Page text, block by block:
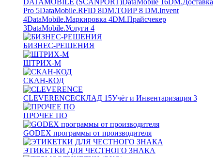
DATAMOBILE (SCANPORT)DataMobile 16DM.Доставка
Pro 5DataMobile.RFID 8DM.ТОИР 8 DM.Invent
4DataMobile.Маркировка 4DM.Прайсчекер
3DataMobile.Услуги 4
БИЗНЕС-РЕШЕНИЯ
ШТРИХ-М
СКАН-КОД
CLEVERENCEСКЛАД 15Учёт и Инвентаризация 3
ПРОЧЕЕ ПО
GODEX программы от производителя
ЭТИКЕТКИ ДЛЯ ЧЕСТНОГО ЗНАКА